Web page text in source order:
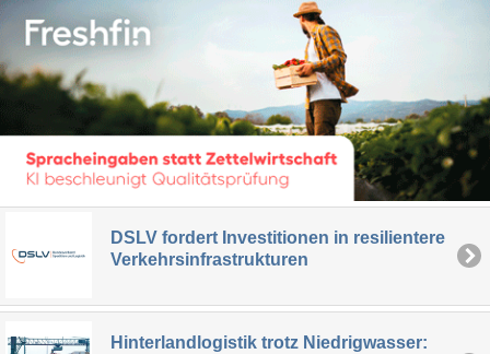
DSLV fordert Investitionen in resilientere
Verkehrsinfrastrukturen
Hinterlandlogistik trotz Niedrigwasser: